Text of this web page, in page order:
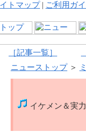
トマップ| ご利用ガ
［記事一覧］
ニューストップ＞
イケメン＆実